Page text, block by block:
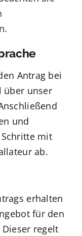
Antrag bei
über unser
und
mit
ab.
erhalten
für den
regelt